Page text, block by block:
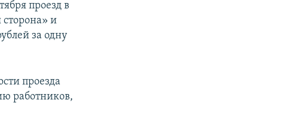
проезд в
и
за одну
проезда
работников,